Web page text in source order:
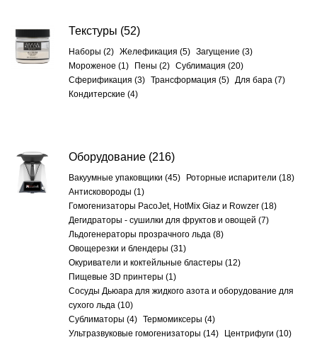
Текстуры (52)
Наборы (2) Желефикация (5) Загущение (3)
Мороженое (1)
Пены (2) Сублимация (20)
Сферификация (3) Трансформация (5) Для бара (7)
Кондитерские (4)
Оборудование (216)
Вакуумные упаковщики (45)
Роторные испарители (18)
Антисковороды (1)
Гомогенизаторы PacoJet, HotMix Giaz и Rowzer (18)
Дегидраторы - сушилки для фруктов и овощей (7)
Льдогенераторы прозрачного льда (8)
Овощерезки и блендеры (31)
Окуриватели и коктейльные бластеры (12)
Пищевые 3D принтеры (1)
Сосуды Дьюара для жидкого азота и оборудование для
сухого льда (10)
Сублиматоры (4) Термомиксеры (4)
Ультразвуковые гомогенизаторы (14)
Центрифуги (10)